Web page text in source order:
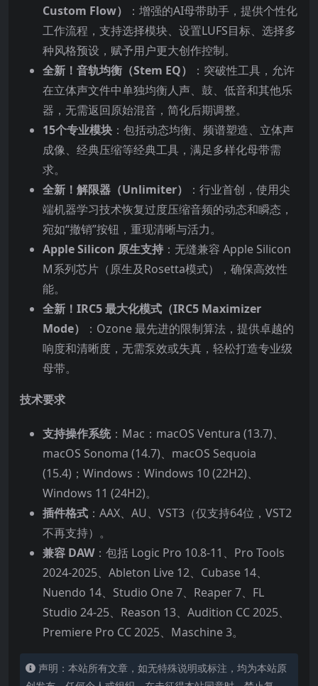
Custom Flow）
：增强的AI母带助手，提供个性化
工作流程，支持选择模块、设置LUFS目标、选择多
种风格预设，赋予用户更大创作控制。
全新！音轨均衡（Stem EQ）
：突破性工具，允许
在立体声文件中单独均衡人声、鼓、低音和其他乐
器，无需返回原始混音，简化后期调整。
15个专业模块 ：包括动态均衡、频谱塑造、立体声
成像、经典压缩等经典工具，满足多样化母带需
求。
全新！解限器（Unlimiter）
：行业首创，使用尖
端机器学习技术恢复过度压缩音频的动态和瞬态，
宛如“撤销”按钮，重现清晰与活力。
Apple Silicon 原生支持 ：无缝兼容 Apple Silicon
M系列芯片（原生及Rosetta模式），确保高效性
能。
全新！IRC5 最大化模式（IRC5 Maximizer
Mode）
：Ozone 最先进的限制算法，提供卓越的
响度和清晰度，无需泵效或失真，轻松打造专业级
母带。
技术要求
支持操作系统：Mac：macOS Ventura (13.7)、
macOS Sonoma (14.7)、macOS Sequoia
(15.4)；Windows：Windows 10 (22H2)、
Windows 11 (24H2)。
插件格式 ：AAX、AU、VST3（仅支持64位，VST2
不再支持）。
兼容 DAW：包括 Logic Pro 10.8-11、Pro Tools
2024-2025、Ableton Live 12、Cubase 14、
Nuendo 14、Studio One 7、Reaper 7、FL
Studio 24-25、Reason 13、Audition CC 2025、
Premiere Pro CC 2025、Maschine 3。
声明：本站所有文章，如无特殊说明或标注，均为本站原